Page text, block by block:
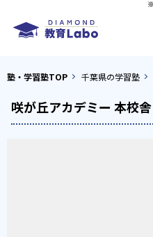
塾・学習塾TOP 千葉県の学習塾
咲が丘アカデミー 本校舎